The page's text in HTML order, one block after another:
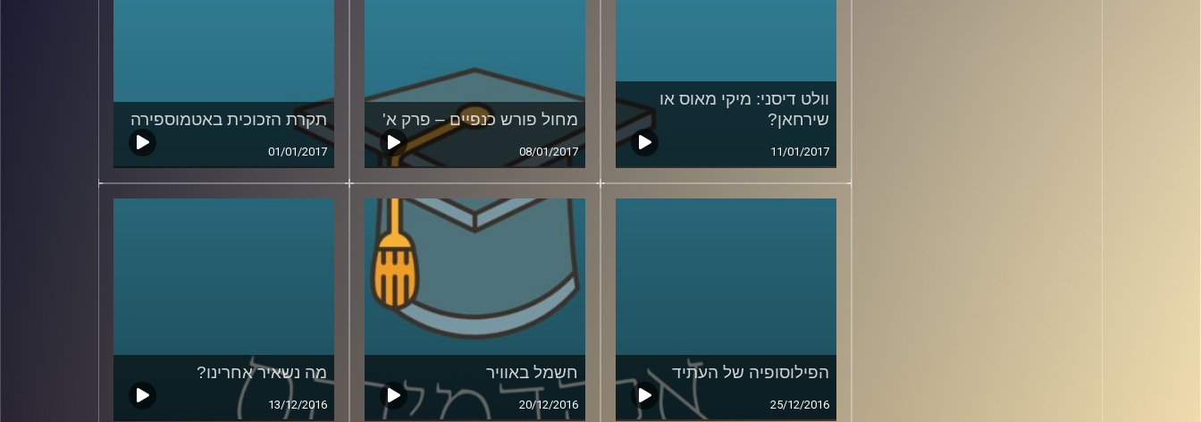
וולט דיסני: מיקי מאוס או
שירחאן?
11/01/2017
מחול פורש כנפיים – פרק א'
08/01/2017
תקרת הזכוכית באטמוספירה
01/01/2017
הפילוסופיה של העתיד
25/12/2016
חשמל באוויר
20/12/2016
מה נשאיר אחרינו?
13/12/2016